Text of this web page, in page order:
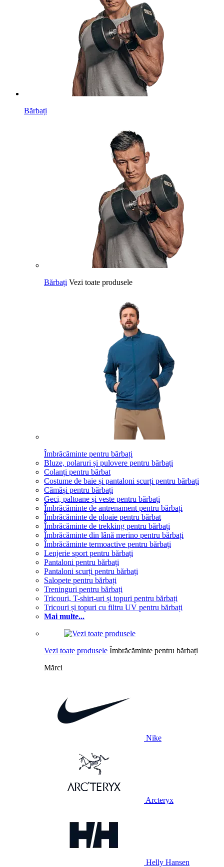
Bărbați
Bărbați Vezi toate produsele
Îmbrăcăminte pentru bărbați
Bluze, polaruri și pulovere pentru bărbați
Colanți pentru bărbat
Costume de baie și pantaloni scurți pentru bărbați
Cămăși pentru bărbați
Geci, paltoane și veste pentru bărbați
Îmbrăcăminte de antrenament pentru bărbați
Îmbrăcăminte de ploaie pentru bărbat
Îmbrăcăminte de trekking pentru bărbați
Îmbrăcăminte din lână merino pentru bărbați
Îmbrăcăminte termoactive pentru bărbați
Lenjerie sport pentru bărbați
Pantaloni pentru bărbați
Pantaloni scurți pentru bărbați
Salopete pentru bărbați
Treninguri pentru bărbați
Tricouri, T-shirt-uri și topuri pentru bărbați
Tricouri și topuri cu filtru UV pentru bărbați
Mai multe...
Vezi toate produsele Îmbrăcăminte pentru bărbați
Mărci
Nike
Arcteryx
Helly Hansen